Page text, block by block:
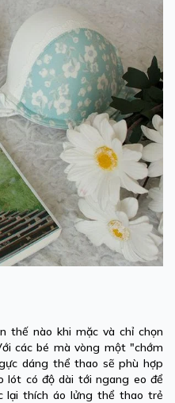
thế nào khi mặc và chỉ chọn
các bé mà vòng một "chớm
dáng thể thao sẽ phù hợp
lót có độ dài tới ngang eo để
lại thích áo lửng thể thao trẻ